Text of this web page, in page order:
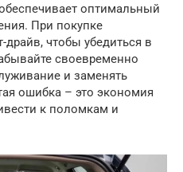
оптимальный
При покупке
драйв, чтобы убедиться в
своевременно
и заменять
ошибка – это экономия
к поломкам и